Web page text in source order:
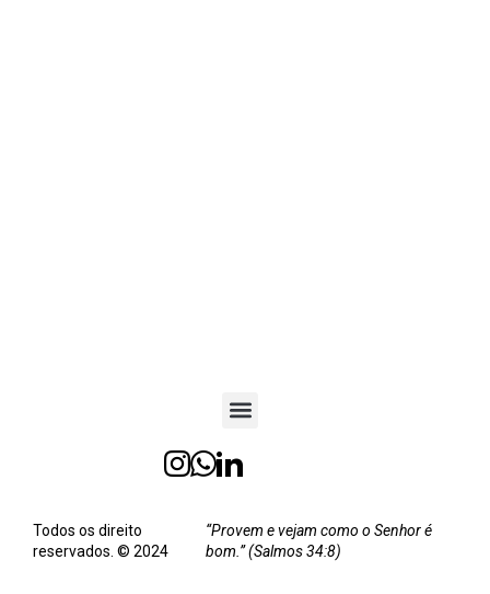
Todos os direito
reservados. © 2024
“Provem e vejam como o Senhor é
bom.” (Salmos 34:8)